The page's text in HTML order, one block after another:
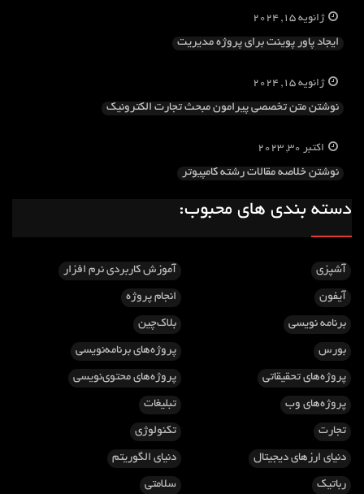
ژانویه 15, 2024
ایجاد پاور پوینت برای پروژه مدیریت
ژانویه 15, 2024
نوشتن متن تخصصی پیرامون مبحث تجارت الکترونیک
اکتبر 30, 2023
نوشتن خلاصه مقالات رشته کامپیوتر
دسته بندی های محبوب:
آشپزی آموزش کاربردی نرم افزار
آیفون انجام پروژه
برنامه نویسی بلاک‌چین
بورس پروژه‌های برنامه‌نویسی
پروژه‌های تحقیقاتی پروژه‌های محتوی‌نویسی
پروژه‌های وب تبلیغات
تجارت تکنولوژی
دنیای ارزهای دیجیتال دنیای الگوریتم
رباتیک سلامتی